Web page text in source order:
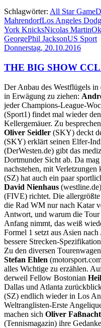
Schlagwörter: All Star Game
MahrendorfLos Angeles
York KnicksNicolas Martin
GeorgePhil JacksonUS Sport
Donnerstag, 20.10.2016
THE BIG SHOW
Der Anbau des Westflügels
in Erwägung zu ziehen:
jeder Champions-League-
(Sport1) findet mal wieder
Kellergemäuer. Zu
Oliver Seidler (SKY) deckt
(SKY) erklärt seinen Elfer-
(DerWesten.de) gibt das
Dortmunder Sicht ab. Da
nachstehen, mit Verletzungen
(SZ) hat auch ein paar
David Nienhaus
(FIVE) richtet. Die allergrößte
die Rad WM nur nach Katar
Antwort, und warum die Tour
Anfang nimmt, das weiß
Formel 1 setzt aus Asien
bessere Strecken-
Zu den diversen
Stefan Ehlen
alles Wichtige zu erzählen.
derweil Fellow Bostonian
Dallas und Atlanta
(SZ) endlich wieder in Los
Weltranglisten-Erste
machen sich Oliver Faßnacht
(Tennismagazin) ihre